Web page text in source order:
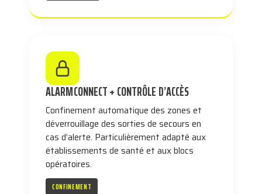
ALARMCONNECT + CONTRÔLE D’ACCÈS
Confinement automatique des zones et
déverrouillage des sorties de secours en
cas d’alerte. Particulièrement adapté aux
établissements de santé et aux blocs
opératoires.
CONFINEMENT